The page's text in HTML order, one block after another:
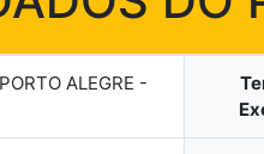
ALEGRE -